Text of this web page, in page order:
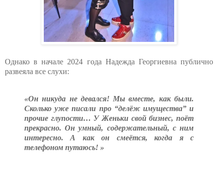
Однако в начале 2024 года Надежда Георгиевна публично
развеяла все слухи:
«Он никуда не девался! Мы вместе, как были.
Сколько уже писали про “делёж имущества” и
прочие глупости… У Женьки свой бизнес, поёт
прекрасно. Он умный, содержательный, с ним
интересно. А как он смеётся, когда я с
телефоном путаюсь! »